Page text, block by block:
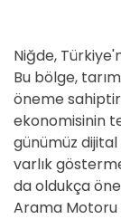
Niğde,
Bu bölge,
öneme
ekonomisinin
günümüz
varlık
da oldukça
Arama Motoru